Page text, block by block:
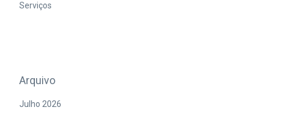
Serviços
Arquivo
Julho 2026